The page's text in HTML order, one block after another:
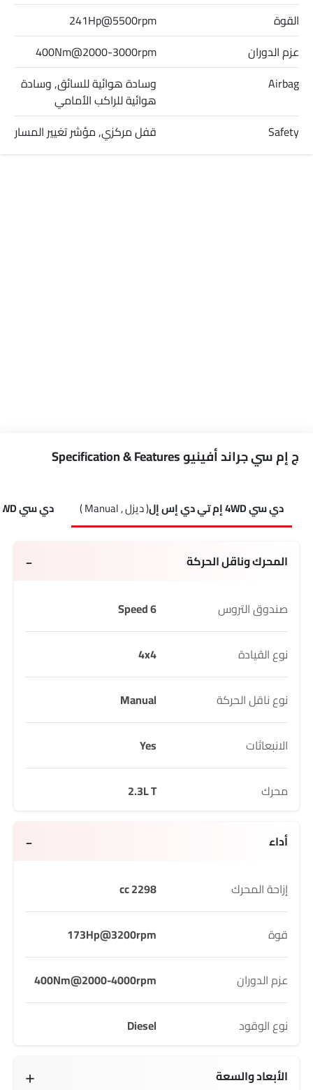
القوة
241Hp@5500rpm
عزم الدوران
400Nm@2000-3000rpm
Airbag
وسادة هوائية للسائق, وسادة
هوائية للراكب الأمامي
Safety
قفل مركزي, مؤشر تغيير المسار
ج إم سي جراند أفينيو Specification & Features
دي سي 4WD إم تي دي إس إل ( ديزل , Manual ) دي سي 4WD إم تي
المحرك وناقل الحركة
صندوق التروس 6 Speed
نوع القيادة 4x4
نوع ناقل الحركة Manual
الانبعاثات Yes
محرك 2.3L T
أداء
إزاحة المحرك 2298 cc
قوة 173Hp@3200rpm
عزم الدوران 400Nm@2000-4000rpm
نوع الوقود Diesel
الأبعاد والسعة